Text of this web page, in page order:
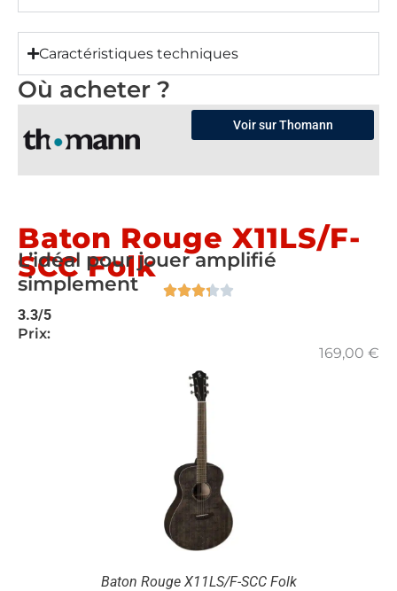
Caractéristiques techniques
Où acheter ?
Voir sur Thomann
Baton Rouge X11LS/F-
SCC Folk
L’idéal pour jouer amplifié
simplement
3.3/5
Prix:
169,00 €
Baton Rouge X11LS/F-SCC Folk